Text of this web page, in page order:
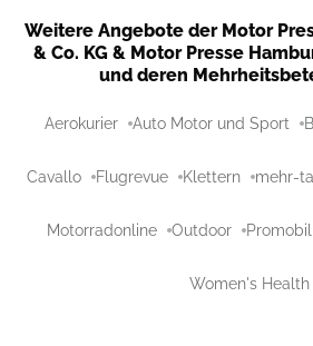
Weitere Angebote der Motor
& Co. KG & Motor Presse
und deren
Aerokurier Auto Motor und Sport
Cavallo Flugrevue Klettern mehr-
Motorradonline Outdoor Promobil
Women's Health